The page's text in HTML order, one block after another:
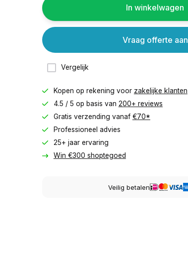
In winkelwagen
Vergelijk
Vraag offerte aan
Kopen op rekening voor zakelijke klanten
4.5 / 5 op basis van 200+ reviews
Gratis verzending vanaf €70*
Professioneel advies
25+ jaar ervaring
Win €300 shoptegoed
Veilig betalen